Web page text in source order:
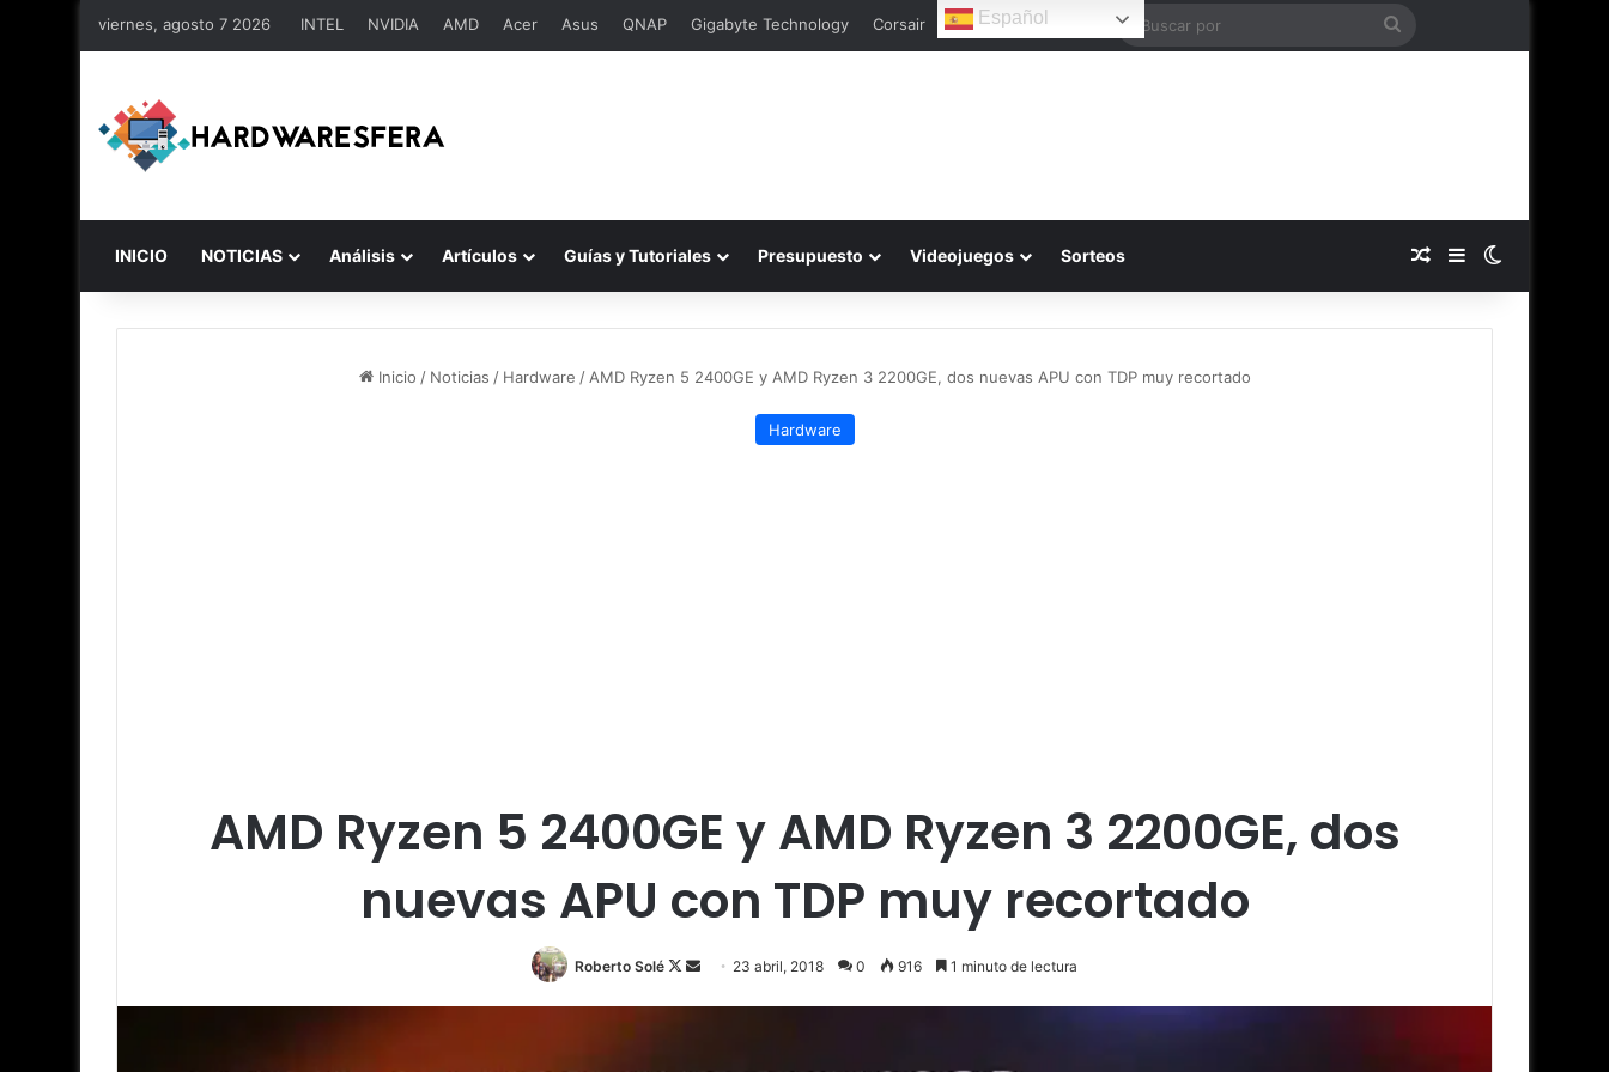
viernes, agosto 7 2026 INTEL NVIDIA AMD Acer Asus QNAP Gigabyte Technology Corsair Español
Buscar
INICIO NOTICIAS Análisis Artículos Guías y Tutoriales Presupuesto Videojuegos Sorteos Publicación al azar
Barra lateral
Inicio / Noticias / Hardware / AMD Ryzen 5 2400GE y AMD Ryzen 3 2200GE, dos nuevas APU con TDP muy recortado
Hardware
AMD Ryzen 5 2400GE y AMD Ryzen 3 2200GE, dos
nuevas APU con TDP muy recortado
Roberto Solé
F
23 abril, 2018 0 916 1 minuto de lectura